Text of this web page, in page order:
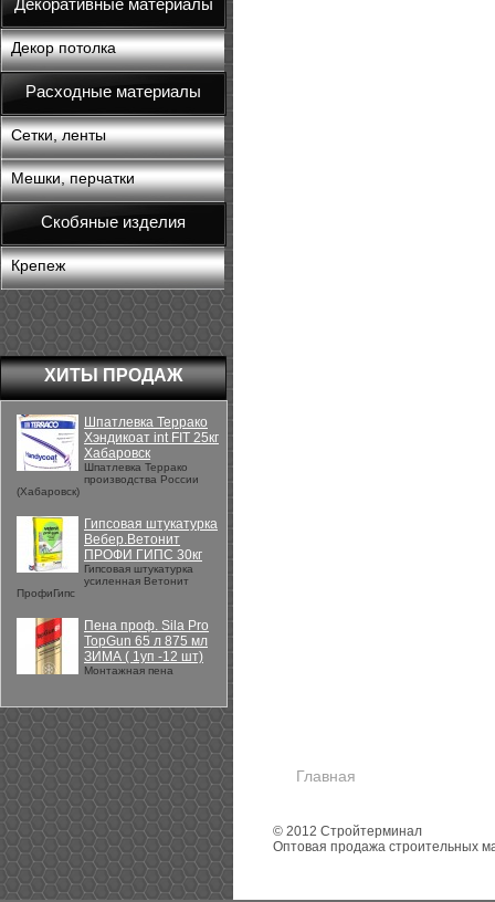
Декоративные материалы
Декор потолка
Расходные материалы
Сетки, ленты
Мешки, перчатки
Скобяные изделия
Крепеж
ХИТЫ ПРОДАЖ
Шпатлевка Террако
Хэндикоат int FIT 25кг
Хабаровск
Шпатлевка Террако
производства России
(Хабаровск)
Гипсовая штукатурка
Вебер.Ветонит
ПРОФИ ГИПС 30кг
Гипсовая штукатурка
усиленная Ветонит
ПрофиГипс
Пена проф. Sila Pro
TopGun 65 л 875 мл
ЗИМА ( 1уп -12 шт)
Монтажная пена
Главная
© 2012 Стройтерминал
Оптовая продажа строительных